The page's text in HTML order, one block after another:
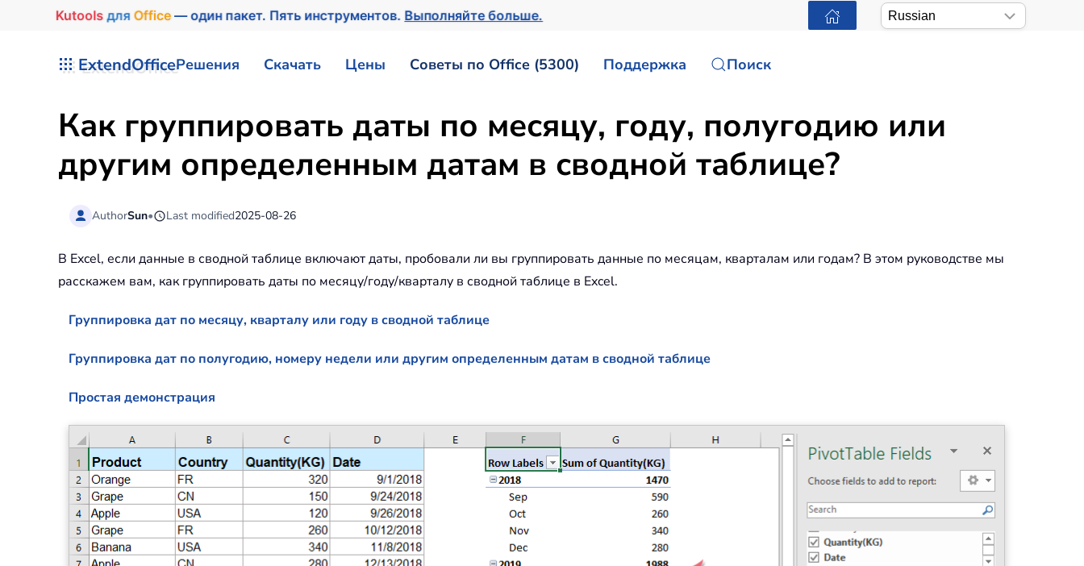
Kutools для Office— один пакет. Пять инструментов.Выполняйте больше.
ExtendOfficeРешения Скачать Цены Советы по Office (5300) Поддержка Поиск
Как группировать даты по месяцу, году, полугодию или
другим определенным датам в сводной таблице?
AuthorSun• Last modified2025-08-26
В Excel, если данные в сводной таблице включают даты, пробовали ли вы группировать данные по месяцам, кварталам или годам? В этом руководстве мы
расскажем вам, как группировать даты по месяцу/году/кварталу в сводной таблице в Excel.
Группировка дат по месяцу, кварталу или году в сводной таблице
Группировка дат по полугодию, номеру недели или другим определенным датам в сводной таблице
Простая демонстрация